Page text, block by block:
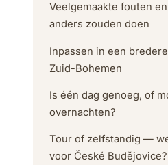
Veelgemaakte fouten
anders zouden doen
Inpassen in een
Zuid-Bohemen
Is één dag genoeg, of
overnachten?
Tour of zelfstandig —
voor České Budějovice?